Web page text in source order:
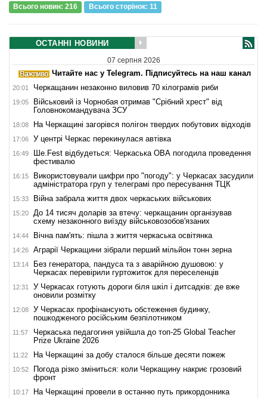
Всього новин: 216 Всього сторiнок: 11
ОСТАННІ НОВИНИ
07 серпня 2026
Читайте нас у Telegram. Підписуйтесь на наш канал
20:01 Черкащанин незаконно виловив 70 кілограмів риби
19:05
Військовий із Чорнобая отримав "Срібний хрест" від
Головнокомандувача ЗСУ
18:08 На Черкащині загорівся полігон твердих побутових відходів
17:06 У центрі Черкас перекинулася автівка
16:49
Ше.Fest відбудеться: Черкаська ОВА погодила проведення
фестивалю
16:15
Використовували шифри про "погоду": у Черкасах засудили
адміністратора груп у телеграмі про пересування ТЦК
15:33 Війна забрала життя двох черкаських військових
15:20
До 14 тисяч доларів за втечу: черкащанин організував
схему незаконного виїзду військовозобов'язаних
14:44 Вічна пам'ять: пішла з життя черкаська освітянка
14:26 Аграрії Черкащини зібрали перший мільйон тонн зерна
13:14
Без генератора, пандуса та з аварійною душовою: у
Черкасах перевірили гуртожиток для переселенців
12:31
У Черкасах готують дороги біля шкіл і дитсадків: де вже
оновили розмітку
12:08
У Черкасах профінансують обстеження будинку,
пошкодженого російським безпілотником
11:57
Черкаська педагогиня увійшла до топ-25 Global Teacher
Prize Ukraine 2026
11:22 На Черкащині за добу сталося більше десяти пожеж
10:52
Погода різко зміниться: коли Черкащину накриє грозовий
фронт
10:17 На Черкащині провели в останню путь прикордонника